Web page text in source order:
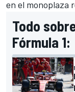
en el monoplaza
Todo
Fórmula 1: